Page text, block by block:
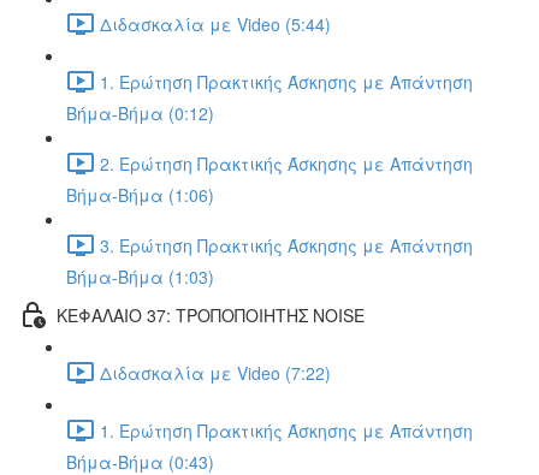
Διδασκαλία με Video (5:44)
1. Ερώτηση Πρακτικής Άσκησης με Απάντηση
Βήμα-Βήμα (0:12)
2. Ερώτηση Πρακτικής Άσκησης με Απάντηση
Βήμα-Βήμα (1:06)
3. Ερώτηση Πρακτικής Άσκησης με Απάντηση
Βήμα-Βήμα (1:03)
ΚΕΦΑΛΑΙΟ 37: ΤΡΟΠΟΠΟΙΗΤΗΣ NOISE
Διδασκαλία με Video (7:22)
1. Ερώτηση Πρακτικής Άσκησης με Απάντηση
Βήμα-Βήμα (0:43)